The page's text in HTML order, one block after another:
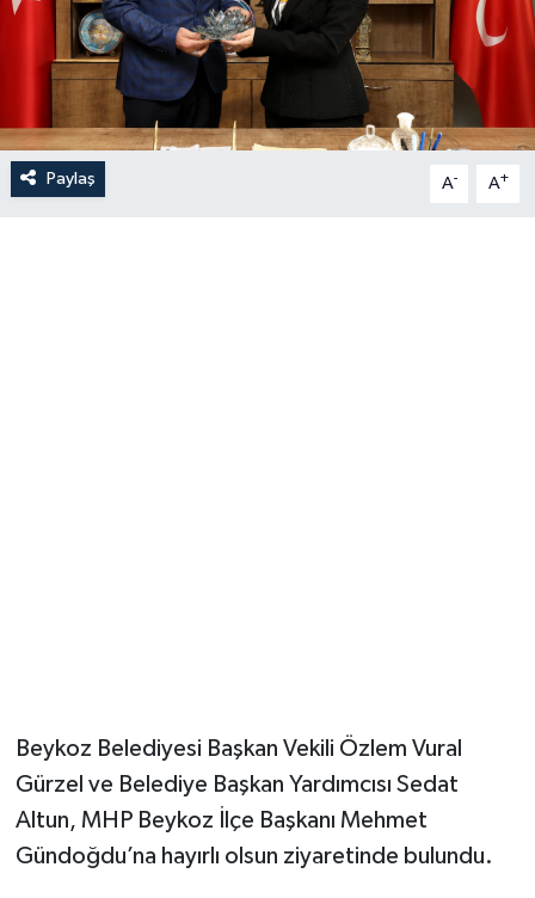
Paylaş A- A+
Beykoz Belediyesi Başkan Vekili Özlem Vural
Gürzel ve Belediye Başkan Yardımcısı Sedat
Altun, MHP Beykoz İlçe Başkanı Mehmet
Gündoğdu’na hayırlı olsun ziyaretinde bulundu.